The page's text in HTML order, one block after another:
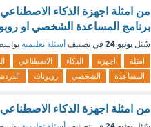
من امثلة اجهزة الذكاء الاصطناعي
برنامج المساعدة الشخصي او
سُئل يونيو 24 في تصنيف أسئلة تعليمية
امثلة اجهزة الذكاء الاصطناعي
المساعدة
الشخصي روبوتات
من امثلة اجهزة الذكاء